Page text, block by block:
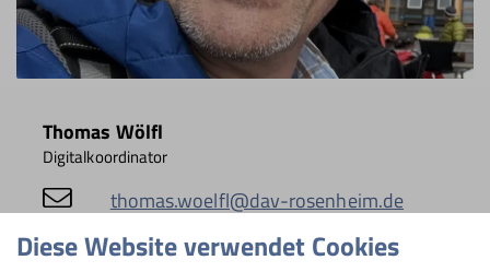
Thomas Wölfl
Digitalkoordinator
thomas.woelfl@dav-rosenheim.de
Details
Diese Website verwendet Cookies